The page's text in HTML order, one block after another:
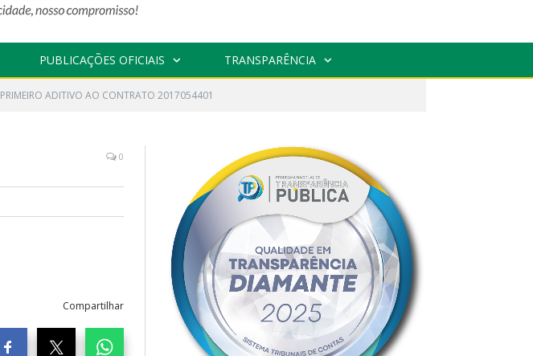
PUBLICAÇÕES OFICIAIS TRANSPARÊNCIA
PRIMEIRO ADITIVO AO CONTRATO 2017054401
0
Compartilhar